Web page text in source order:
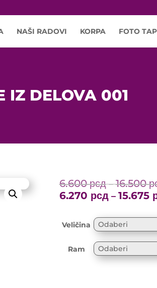
NAŠI RADOVI KORPA FOTO
IZ DELOVA 001
6.600рсд – 16.500
6.270 рсд – 15.675
Veličina
Ram